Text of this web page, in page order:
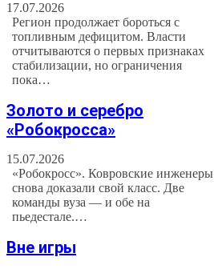
17.07.2026
Регион продолжает бороться с
топливным дефицитом. Власти
отчитываются о первых признаках
стабилизации, но ограничения
пока…
Золото и серебро
«Робокросса»
15.07.2026
«Робокросс». Ковровские инженеры
снова доказали свой класс. Две
команды вуза — и обе на
пьедестале.…
Вне игры